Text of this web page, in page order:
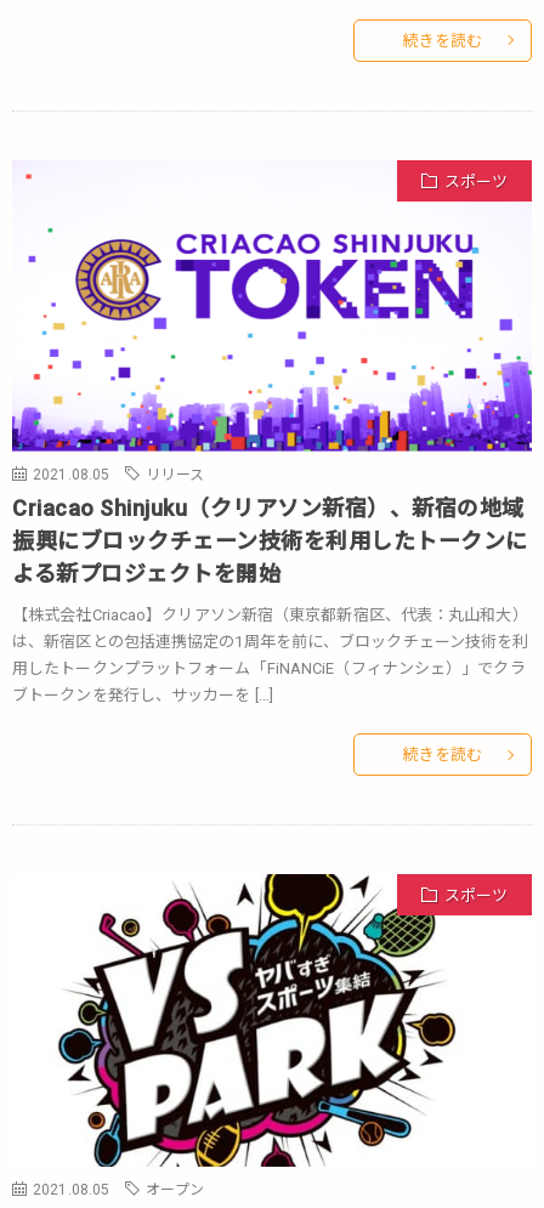
続きを読む
スポーツ
2021.08.05 リリース
Criacao Shinjuku（クリアソン新宿）、新宿の地域
振興にブロックチェーン技術を利用したトークンに
よる新プロジェクトを開始
【株式会社Criacao】クリアソン新宿（東京都新宿区、代表：丸山和大）
は、新宿区との包括連携協定の1周年を前に、ブロックチェーン技術を利
用したトークンプラットフォーム「FiNANCiE（フィナンシェ）」でクラ
ブトークンを発行し、サッカーを […]
続きを読む
スポーツ
2021.08.05 オープン